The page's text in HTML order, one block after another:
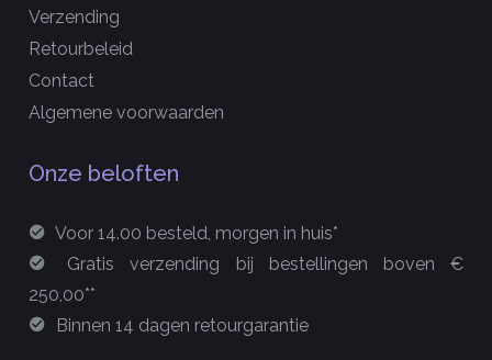
Verzending
Retourbeleid
Contact
Algemene voorwaarden
Onze beloften
Voor 14.00 besteld, morgen in huis*
Gratis verzending bij bestellingen boven €
250,00**
Binnen 14 dagen retourgarantie